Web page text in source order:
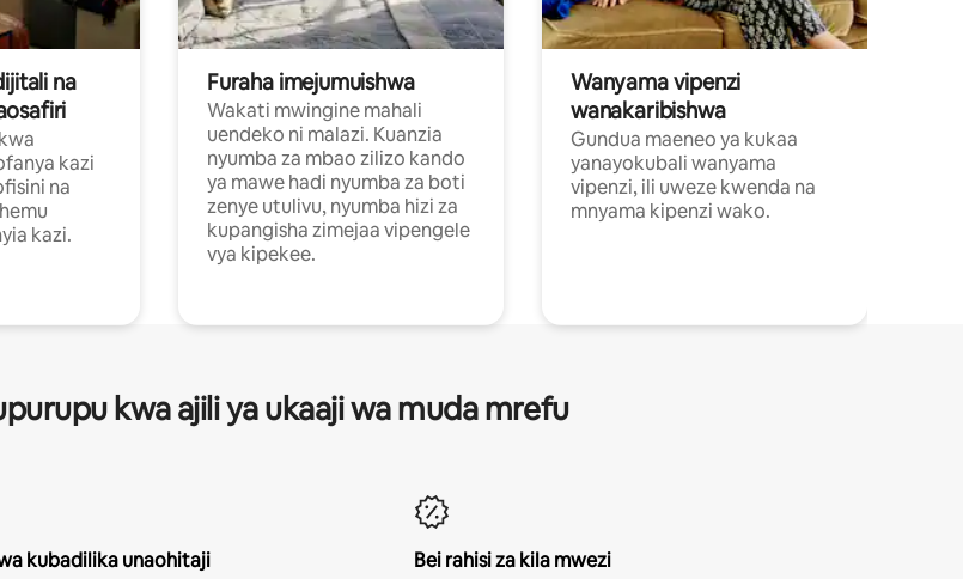
na
kazi
na
kazi.
Furaha imejumuishwa
Wakati mwingine mahali
uendeko ni malazi. Kuanzia
nyumba za mbao zilizo kando
ya mawe hadi nyumba za boti
zenye utulivu, nyumba hizi za
kupangisha zimejaa vipengele
vya kipekee.
Wanyama vipenzi
wanakaribishwa
Gundua maeneo ya kukaa
yanayokubali wanyama
vipenzi, ili uweze kwenda na
mnyama kipenzi wako.
kwa ajili ya ukaaji wa muda mrefu
kubadilika unaohitaji
Bei rahisi za kila mwezi